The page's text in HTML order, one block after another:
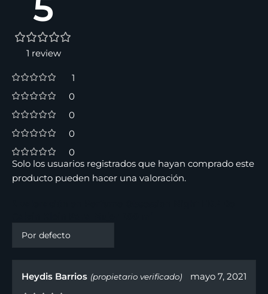
1 review
1
0
0
0
0
Heydis Barrios (propietario verificado) mayo 7, 2021
Solo los usuarios registrados que hayan comprado este
producto pueden hacer una valoración.